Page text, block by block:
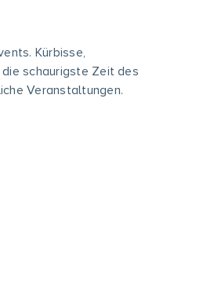
Kürbisse,
schaurigste Zeit des
Veranstaltungen.